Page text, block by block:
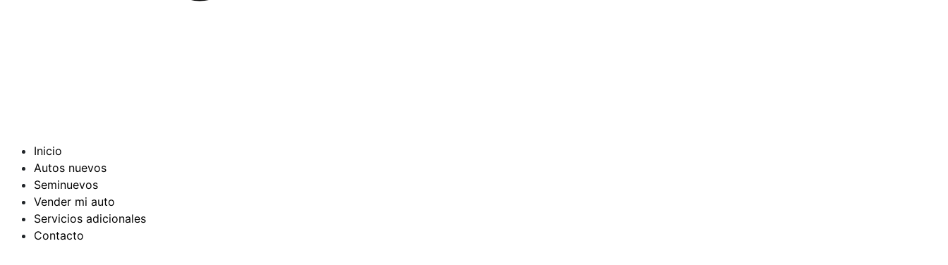
Inicio
Autos nuevos
Seminuevos
Vender mi auto
Servicios adicionales
Contacto